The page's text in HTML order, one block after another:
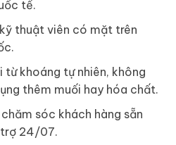
tế.
thuật viên có mặt trên
từ khoáng tự nhiên, không
thêm muối hay hóa chất.
chăm sóc khách hàng sẵn
trợ 24/07.